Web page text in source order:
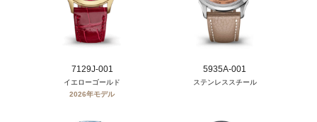
7129J-001
イエローゴールド
2026年モデル
5935A-001
ステンレススチール